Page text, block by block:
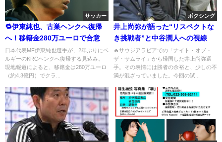
サッカー
🔁伊東純也、古巣ヘンクへ復帰
へ！移籍金280万ユーロで合意
日本代表MF伊東純也選手が、2年ぶりにベ
ルギーのKRCヘンクへ復帰する見込み。
現地報道によると、移籍金は280万ユーロ
（約4.3億円）でクラ...
ボクシング
井上尚弥が語った“リスペクトな
き挑戦者”と中谷潤人への視線
🔥サウジアラビアでの「ナイト・オブ・
ザ・サムライ」から帰国した井上尚弥選
手。その表情には勝者の余裕と、少しの不
満が混ざっていました。今回の試...